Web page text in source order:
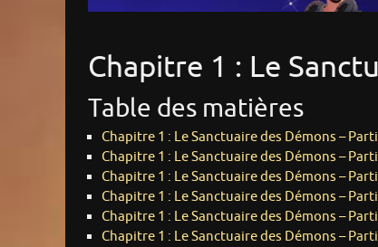
Chapitre 1 : Le
Table des matières
Chapitre 1 : Le Sanctuaire des Démons –
Chapitre 1 : Le Sanctuaire des Démons –
Chapitre 1 : Le Sanctuaire des Démons –
Chapitre 1 : Le Sanctuaire des Démons –
Chapitre 1 : Le Sanctuaire des Démons –
Chapitre 1 : Le Sanctuaire des Démons –